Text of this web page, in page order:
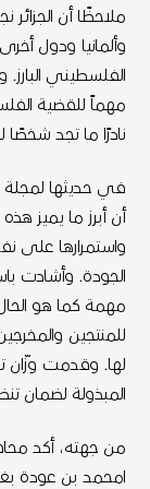
ملاحظًا أن
وألمانيا ودول
الفلسطيني
مهماً للقضية
نادرًا ما تجد شخصًا
في حديثها لمجلة
أن أبرز ما يميز
واستمرارها على
الجودة. وأشادت
مهمة كما هو
للمنتجين
لها. وقدمت وزّان
المبذولة لضمان
من جهته، أكد
امحمد بن عودة